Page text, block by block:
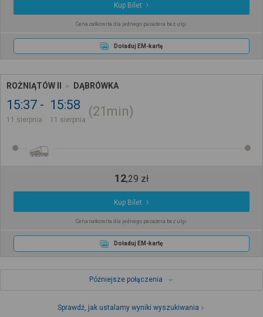
Kup Bilet
Cena całkowita dla jednego pasażera bez ulgi
Doładuj EM-kartę
ROŻNIĄTÓW II DĄBRÓWKA
15:37
11 sierpnia
15:58
11 sierpnia
21min
12,29 zł
Kup Bilet
Cena całkowita dla jednego pasażera bez ulgi
Doładuj EM-kartę
Późniejsze połączenia
Sprawdź, jak ustalamy wyniki wyszukiwania